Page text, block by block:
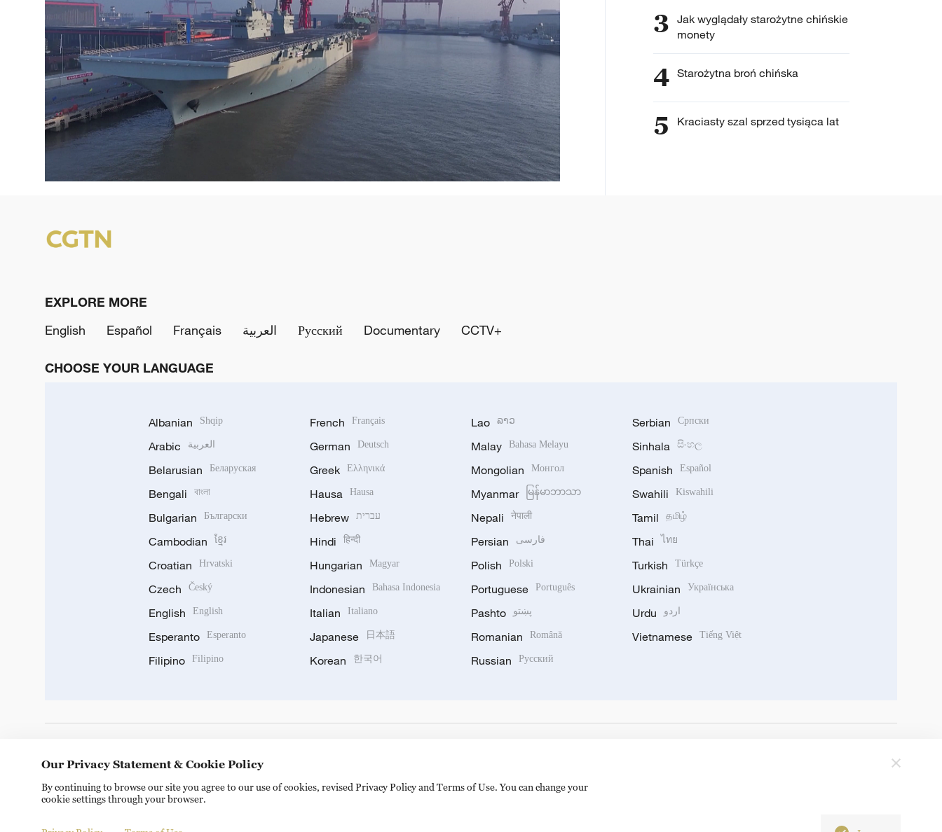
3 Jak wyglądały starożytne chińskie
monety
4 Starożytna broń chińska
5 Kraciasty szal sprzed tysiąca lat
EXPLORE MORE
English
Español Français العربية Русский Documentary CCTV+
CHOOSE YOUR LANGUAGE
Albanian Shqip
Arabic العربية
Belarusian Беларуская
Bengali বাংলা
Bulgarian Български
Cambodian ខ្មែរ
Croatian Hrvatski
Czech Český
English English
Esperanto Esperanto
Filipino Filipino
French Français
German Deutsch
Greek Ελληνικά
Hausa Hausa
Hebrew עברית
Hindi हिन्दी
Hungarian Magyar
Indonesian Bahasa Indonesia
Italian Italiano
Japanese 日本語
Korean 한국어
Lao ລາວ
Malay Bahasa Melayu
Mongolian Монгол
Myanmar မြန်မာဘာသာ
Nepali नेपाली
Persian فارسی
Polish Polski
Portuguese Português
Pashto پښتو
Romanian Română
Russian Русский
Serbian Српски
Sinhala සිංහල
Spanish Español
Swahili Kiswahili
Tamil தமிழ்
Thai ไทย
Turkish Türkçe
Ukrainian Українська
Urdu اردو
Vietnamese Tiếng Việt
Our Privacy Statement & Cookie Policy
By continuing to browse our site you agree to our use of cookies, revised Privacy Policy and Terms of Use. You can change your
cookie settings through your browser.